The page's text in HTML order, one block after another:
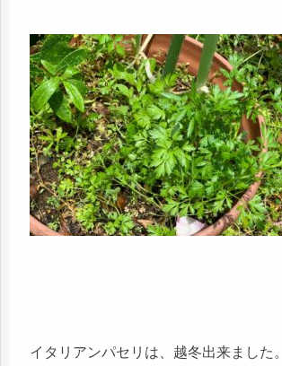
イタリアンパセリは、越冬出来ました。